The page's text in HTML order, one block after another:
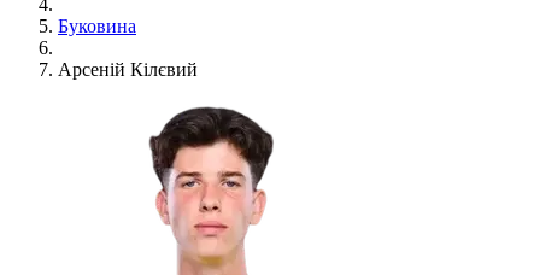
Буковина
Арсеній Кілєвий